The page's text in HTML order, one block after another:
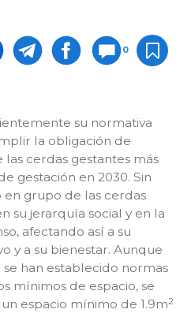
0
su normativa
la obligación de
cerdas gestantes más
gestación en 2030. Sin
grupo de las cerdas
su jerarquía social y en la
afectando así a su
y a su bienestar. Aunque
han establecido normas
mínimos de espacio, se
espacio mínimo de 1.9m2